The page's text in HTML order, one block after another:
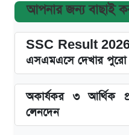
আপনার জন্য বাছাই
SSC Result 2026
এসএমএসে দেখার পুরো
অকার্যকর ৩ আর্থিক
লেনদেন